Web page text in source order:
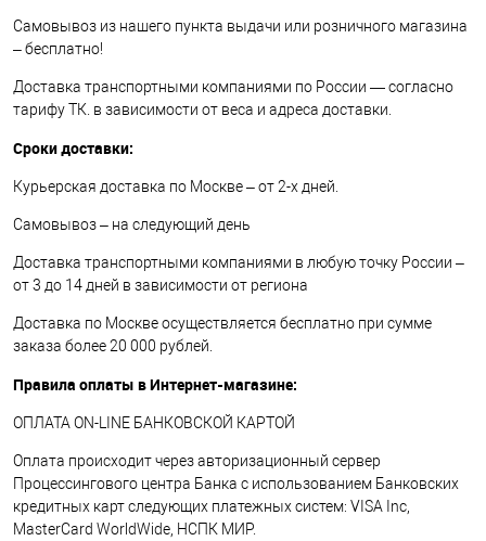
Самовывоз из нашего пункта выдачи или розничного магазина
– бесплатно!
Доставка транспортными компаниями по России — согласно
тарифу ТК. в зависимости от веса и адреса доставки.
Сроки доставки:
Курьерская доставка по Москве – от 2-х дней.
Самовывоз – на следующий день
Доставка транспортными компаниями в любую точку России –
от 3 до 14 дней в зависимости от региона
Доставка по Москве осуществляется бесплатно при сумме
заказа более 20 000 рублей.
Правила оплаты в Интернет-магазине:
ОПЛАТА ON-LINE БАНКОВСКОЙ КАРТОЙ
Оплата происходит через авторизационный сервер
Процессингового центра Банка с использованием Банковских
кредитных карт следующих платежных систем: VISA Inc,
MasterCard WorldWide, НСПК МИР.